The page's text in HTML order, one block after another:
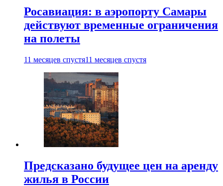
Росавиация: в аэропорту Самары
действуют временные ограничения
на полеты
11 месяцев спустя11 месяцев спустя
Предсказано будущее цен на аренду
жилья в России